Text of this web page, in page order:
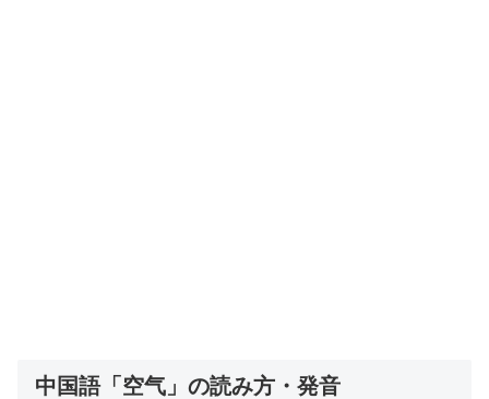
中国語「空气」の読み方・発音